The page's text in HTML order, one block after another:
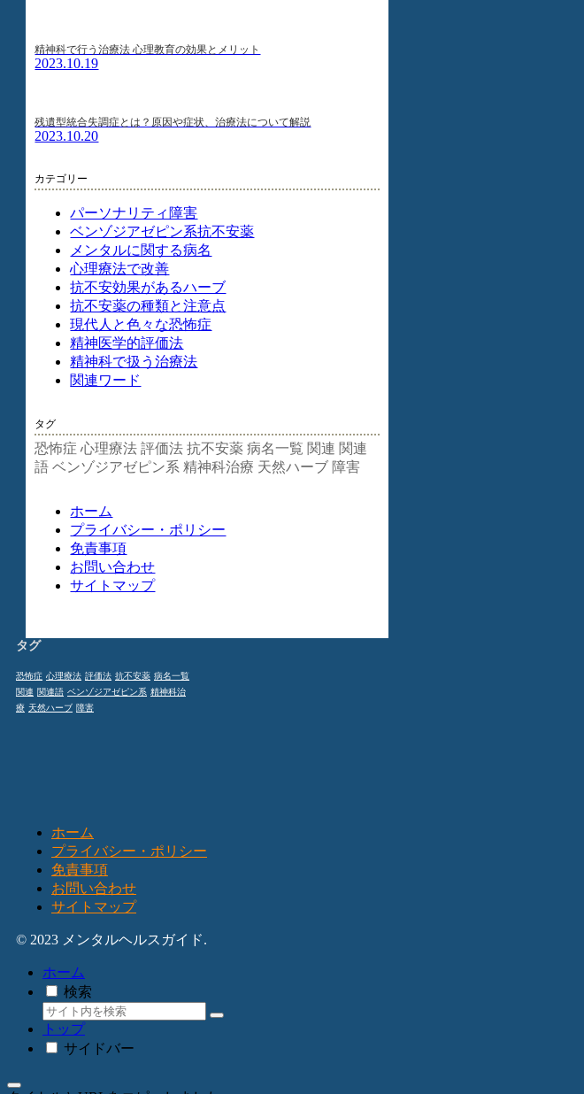
精神科で行う治療法 心理教育の効果とメリット
2023.10.19
残遺型統合失調症とは？原因や症状、治療法について解説
2023.10.20
カテゴリー
パーソナリティ障害
ベンゾジアゼピン系抗不安薬
メンタルに関する病名
心理療法で改善
抗不安効果があるハーブ
抗不安薬の種類と注意点
現代人と色々な恐怖症
精神医学的評価法
精神科で扱う治療法
関連ワード
タグ
恐怖症 心理療法 評価法 抗不安薬 病名一覧 関連 関連
語 ベンゾジアゼピン系 精神科治療 天然ハーブ 障害
ホーム
プライバシー・ポリシー
免責事項
お問い合わせ
サイトマップ
タグ
恐怖症 心理療法 評価法 抗不安薬 病名一覧
関連 関連語 ベンゾジアゼピン系 精神科治
療 天然ハーブ 障害
ホーム
プライバシー・ポリシー
免責事項
お問い合わせ
サイトマップ
© 2023 メンタルヘルスガイド.
ホーム
検索
トップ
サイドバー